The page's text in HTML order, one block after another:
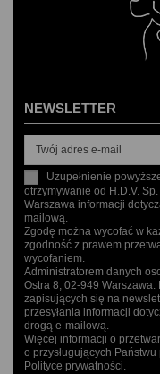
NEWSLETTER
Uzupełnienie
otrzymywanie od H.D.V.
Warszawa informacji
mailową.
Zgodę można wycofać w
zgodność z prawem
wycofaniem.
Administratorem danych
Ostra 8, 02-949
zapisujących się na
przesyłania informacji
drogą e-mailową.
Więcej informacji o
o przysługujących
Polityce prywatności.